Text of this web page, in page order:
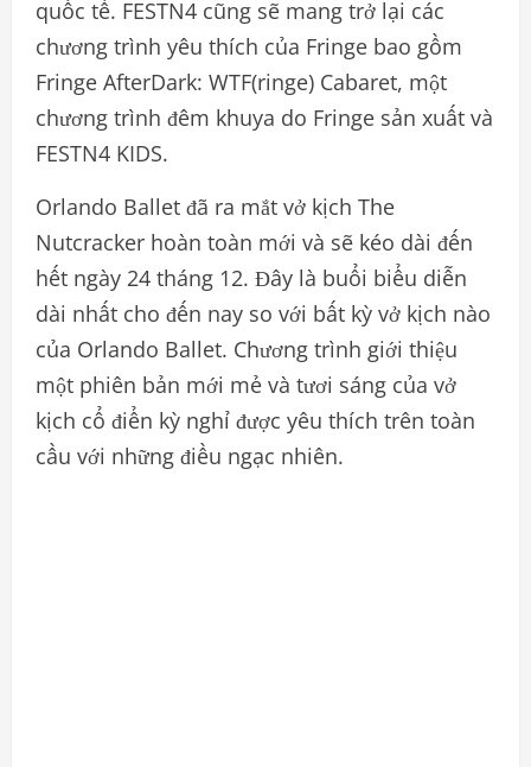
quốc tế. FESTN4 cũng sẽ mang trở lại các
chương trình yêu thích của Fringe bao gồm
Fringe AfterDark: WTF(ringe) Cabaret, một
chương trình đêm khuya do Fringe sản xuất và
FESTN4 KIDS.
Orlando Ballet đã ra mắt vở kịch The
Nutcracker hoàn toàn mới và sẽ kéo dài đến
hết ngày 24 tháng 12. Đây là buổi biểu diễn
dài nhất cho đến nay so với bất kỳ vở kịch nào
của Orlando Ballet. Chương trình giới thiệu
một phiên bản mới mẻ và tươi sáng của vở
kịch cổ điển kỳ nghỉ được yêu thích trên toàn
cầu với những điều ngạc nhiên.